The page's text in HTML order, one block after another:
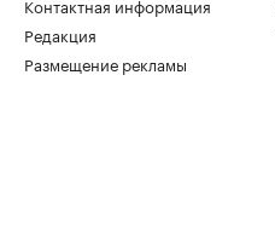
Контактная информация
Редакция
Размещение рекламы